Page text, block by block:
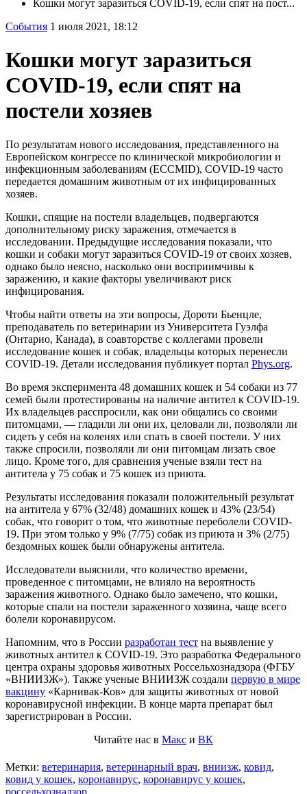
Кошки могут заразиться COVID-19, если спят на пост...
События 1 июля 2021, 18:12
Кошки могут заразиться
COVID-19, если спят на
постели хозяев
По результатам нового исследования, представленного на
Европейском конгрессе по клинической микробиологии и
инфекционным заболеваниям (ECCMID), COVID-19 часто
передается домашним животным от их инфицированных
хозяев.
Кошки, спящие на постели владельцев, подвергаются
дополнительному риску заражения, отмечается в
исследовании. Предыдущие исследования показали, что
кошки и собаки могут заразиться COVID-19 от своих хозяев,
однако было неясно, насколько они восприимчивы к
заражению, и какие факторы увеличивают риск
инфицирования.
Чтобы найти ответы на эти вопросы, Дороти Бьенцле,
преподаватель по ветеринарии из Университета Гуэлфа
(Онтарио, Канада), в соавторстве с коллегами провели
исследование кошек и собак, владельцы которых перенесли
COVID-19. Детали исследования публикует портал Phys.org.
Во время эксперимента 48 домашних кошек и 54 собаки из 77
семей были протестированы на наличие антител к COVID-19.
Их владельцев расспросили, как они общались со своими
питомцами, — гладили ли они их, целовали ли, позволяли ли
сидеть у себя на коленях или спать в своей постели. У них
также спросили, позволяли ли они питомцам лизать свое
лицо. Кроме того, для сравнения ученые взяли тест на
антитела у 75 собак и 75 кошек из приюта.
Результаты исследования показали положительный результат
на антитела у 67% (32/48) домашних кошек и 43% (23/54)
собак, что говорит о том, что животные переболели COVID-
19. При этом только у 9% (7/75) собак из приюта и 3% (2/75)
бездомных кошек были обнаружены антитела.
Исследователи выяснили, что количество времени,
проведенное с питомцами, не влияло на вероятность
заражения животного. Однако было замечено, что кошки,
которые спали на постели зараженного хозяина, чаще всего
болели коронавирусом.
Напомним, что в России разработан тест на выявление у
животных антител к COVID-19. Это разработка Федерального
центра охраны здоровья животных Россельхознадзора (ФГБУ
«ВНИИЗЖ»). Также ученые ВНИИЗЖ создали первую в мире
вакцину «Карнивак-Ков» для защиты животных от новой
коронавирусной инфекции. В конце марта препарат был
зарегистрирован в России.
Читайте нас в Макс и ВК
Метки: ветеринария, ветеринарный врач, вниизж, ковид,
ковид у кошек, коронавирус, коронавирус у кошек,
россельхознадзор